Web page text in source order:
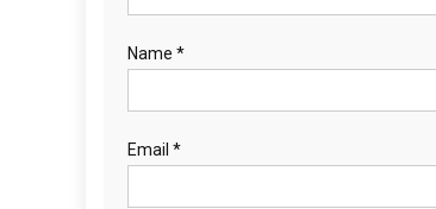
Name *
Email *